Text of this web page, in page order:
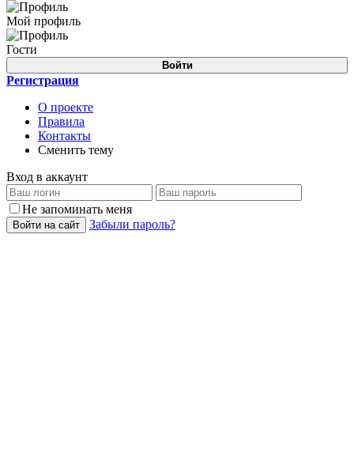
Мой профиль
Гости
Войти
Регистрация
О проекте
Правила
Контакты
Сменить тему
Вход в аккаунт
Не запоминать меня
Войти на сайт Забыли пароль?